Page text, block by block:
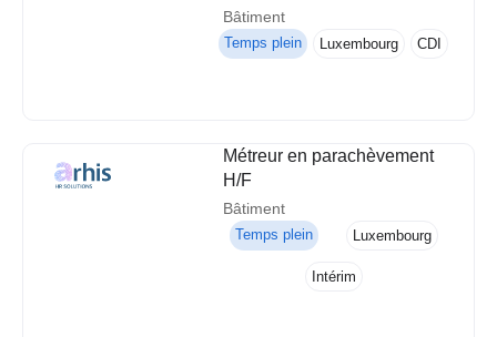
Bâtiment
Temps plein Luxembourg CDI
Métreur en parachèvement
H/F
Bâtiment
Temps plein Luxembourg
Intérim